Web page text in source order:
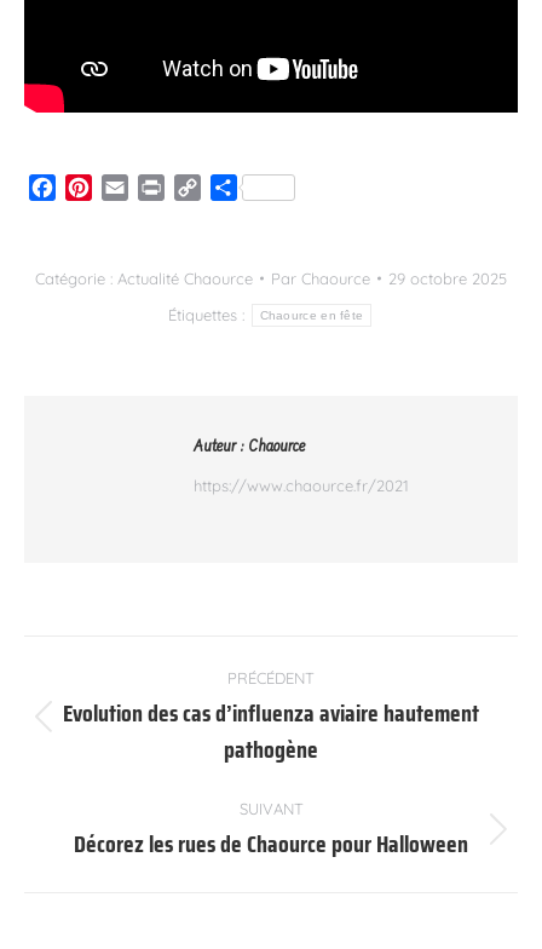
Facebook
Pinterest
Email Print
CopyPartager
Catégorie : Actualité Chaource Par Chaource
29 octobre 2025
Étiquettes :
Chaource en fête
Auteur : Chaource
https://www.chaource.fr/2021
article
PRÉCÉDENT
Article
précédent
Evolution des cas d’influenza aviaire hautement
pathogène
SUIVANT
Article
Décorez les rues de Chaource pour Halloween